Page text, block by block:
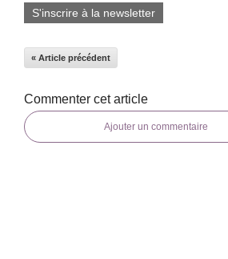
S'inscrire à la newsletter
« Article précédent
Commenter cet article
Ajouter un commentaire